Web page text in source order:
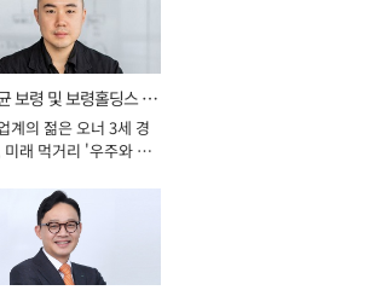
보령 및 보령홀딩스 대
사장
계의 젊은 오너 3세 경
미래 먹거리 '우주와 헬